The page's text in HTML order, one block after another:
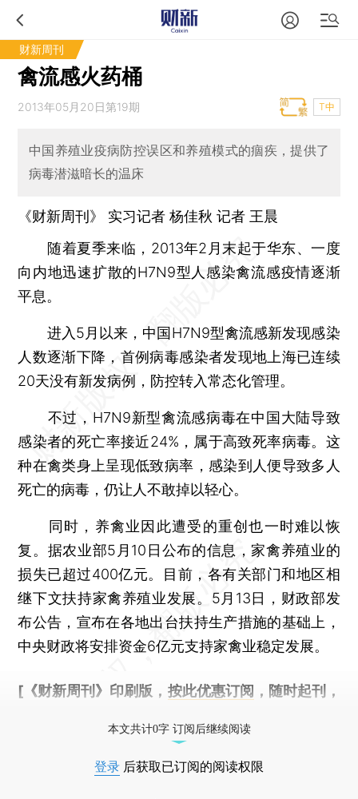
财新周刊
禽流感火药桶
2013年05月20日第19期 T中
中国养殖业疫病防控误区和养殖模式的痼疾，提供了
病毒潜滋暗长的温床
《财新周刊》 实习记者 杨佳秋 记者 王晨
随着夏季来临，2013年2月末起于华东、一度
向内地迅速扩散的H7N9型人感染禽流感疫情逐渐
平息。
进入5月以来，中国H7N9型禽流感新发现感染
人数逐渐下降，首例病毒感染者发现地上海已连续
20天没有新发病例，防控转入常态化管理。
不过，H7N9新型禽流感病毒在中国大陆导致
感染者的死亡率接近24%，属于高致死率病毒。这
种在禽类身上呈现低致病率，感染到人便导致多人
死亡的病毒，仍让人不敢掉以轻心。
同时，养禽业因此遭受的重创也一时难以恢
复。据农业部5月10日公布的信息，家禽养殖业的
损失已超过400亿元。目前，各有关部门和地区相
继下文扶持家禽养殖业发展。5月13日，财政部发
布公告，宣布在各地出台扶持生产措施的基础上，
中央财政将安排资金6亿元支持家禽业稳定发展。
[《财新周刊》印刷版， 按此优惠订阅 ，随时起刊，
本文共计0字 订阅后继续阅读
登录 后获取已订阅的阅读权限